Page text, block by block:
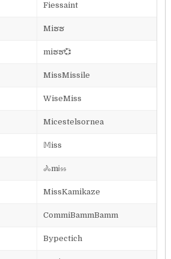
Fiessaint
Miຮຮ
miຮຮ💞
MissMissile
WiseMiss
Micestelsornea
𝕄iss
🚴mᎥ𝔰𝔰
MissKamikaze
CommiBammBamm
Bypectich